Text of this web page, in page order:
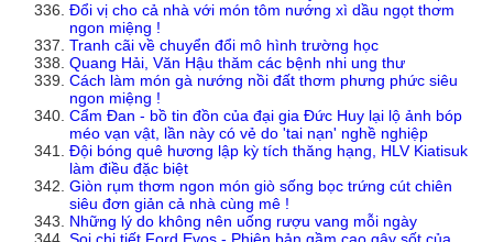
Đổi vị cho cả nhà với món tôm nướng xì dầu ngọt thơm
ngon miệng !
Tranh cãi về chuyển đổi mô hình trường học
Quang Hải, Văn Hậu thăm các bệnh nhi ung thư
Cách làm món gà nướng nồi đất thơm phưng phức siêu
ngon miệng !
Cẩm Đan - bồ tin đồn của đại gia Đức Huy lại lộ ảnh bóp
méo vạn vật, lần này có vẻ do 'tai nạn' nghề nghiệp
Đội bóng quê hương lập kỳ tích thăng hạng, HLV Kiatisuk
làm điều đặc biệt
Giòn rụm thơm ngon món giò sống bọc trứng cút chiên
siêu đơn giản cả nhà cùng mê !
Những lý do không nên uống rượu vang mỗi ngày